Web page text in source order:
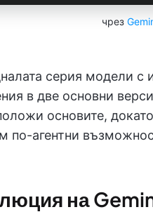
чрез
серия модели с
в две основни
основите, докато
по-агентни
на